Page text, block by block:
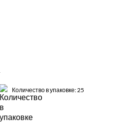
Количество в упаковке: 25